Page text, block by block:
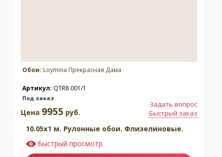
Обои: Loymina Прекрасная Дама
Артикул: QTR8 001/1
Под заказ
Задать вопрос
Быстрый заказ
Цена 9955 руб.
10.05x1 м. Рулонные обои. Флизелиновые.
Быстрый просмотр